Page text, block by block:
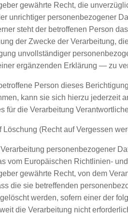
gewährte Recht, die
unrichtiger personenbezogener
steht der betroffenen Person
der Zwecke der Verarbeitung,
unvollständiger
ergänzenden Erklärung — zu
Person dieses
kann sie sich hierzu jederzeit
für die Verarbeitung
(Recht auf Vergessen
personenbezogener
vom Europäischen Richtlinien- und
gewährte Recht, von dem
die sie betreffenden
werden, sofern einer der
die Verarbeitung nicht